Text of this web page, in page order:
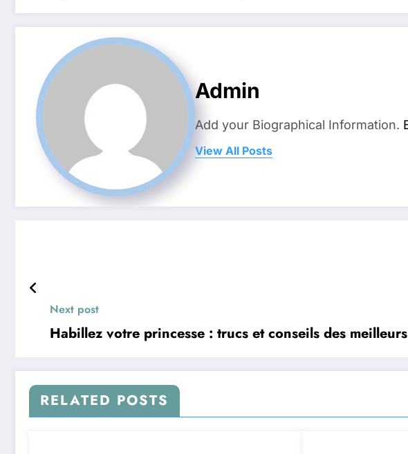
Admin
Add your Biographical Information.
View All Posts
Next post
Habillez votre princesse : trucs et conseils des
RELATED POSTS